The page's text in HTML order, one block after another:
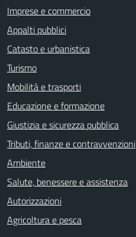
Imprese e commercio
Appalti pubblici
Catasto e urbanistica
Turismo
Mobilità e trasporti
Educazione e formazione
Giustizia e sicurezza pubblica
Tributi, finanze e contravvenzioni
Ambiente
Salute, benessere e assistenza
Autorizzazioni
Agricoltura e pesca